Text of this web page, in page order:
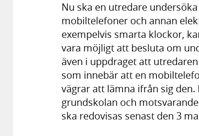
Nu ska en utredare
mobiltelefoner och annan
exempelvis smarta klockor,
vara möjligt att besluta om
även i uppdraget att
som innebär att en
vägrar att lämna ifrån sig
grundskolan och
ska redovisas senast den 3